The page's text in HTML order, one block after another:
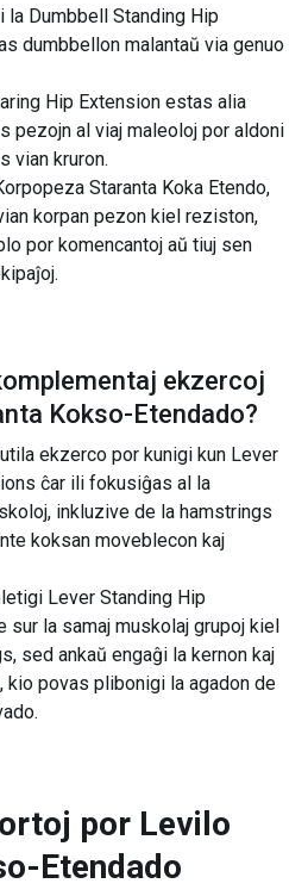
la Dumbbell Standing Hip
dumbbellon malantaŭ via genuo
Hip Extension estas alia
pezojn al viaj maleoloj por aldoni
vian kruron.
Staranta Koka Etendo,
korpan pezon kiel reziston,
por komencantoj aŭ tiuj sen
ekzercoj
Kokso-Etendado?
ekzerco por kunigi kun Lever
ĉar ili fokusiĝas al la
inkluzive de la hamstrings
koksan moveblecon kaj
Lever Standing Hip
sur la samaj muskolaj grupoj kiel
sed ankaŭ engaĝi la kernon kaj
kio povas plibonigi la agadon de
por Levilo
Etendado